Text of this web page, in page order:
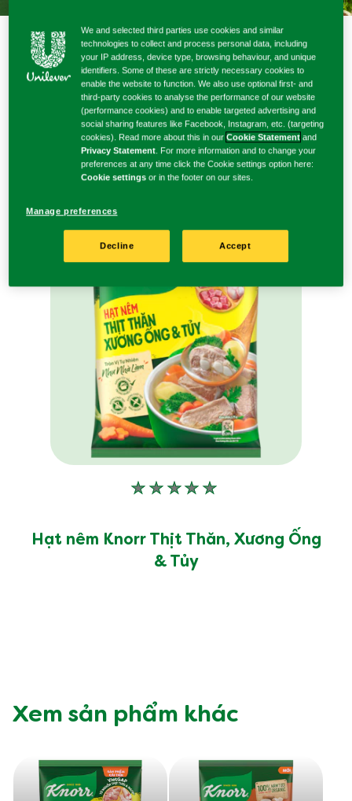
HẠT NÊM
Khám phá sản phẩm
Hạt nêm Knorr Thịt Thăn, Xương Ống
& Tủy
Không
xếp
hạng
Xem sản phẩm khác
We and selected third parties use cookies and similar
technologies to collect and process personal data, including
your IP address, device type, browsing behaviour, and unique
identifiers. Some of these are strictly necessary cookies to
enable the website to function. We also use optional first- and
third-party cookies to analyse the performance of our website
(performance cookies) and to enable targeted advertising and
social sharing features like Facebook, Instagram, etc. (targeting
cookies). Read more about this in ourCookie Statement and
Privacy Statement. For more information and to change your
preferences at any time click the Cookie settings option here:
Cookie settings or in the footer on our sites.
Manage preferences
Decline Accept